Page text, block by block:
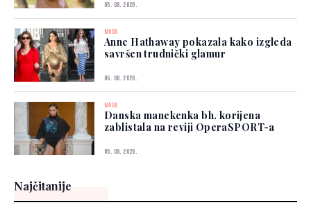
05. 08. 2026.
MODA
Anne Hathaway pokazala kako izgleda
savršen trudnički glamur
05. 08. 2026.
MODA
Danska manekenka bh. korijena
zablistala na reviji OperaSPORT-a
05. 08. 2026.
Najčitanije